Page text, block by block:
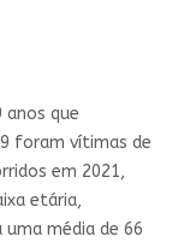
anos que
foram vítimas de
em 2021,
etária,
média de 66